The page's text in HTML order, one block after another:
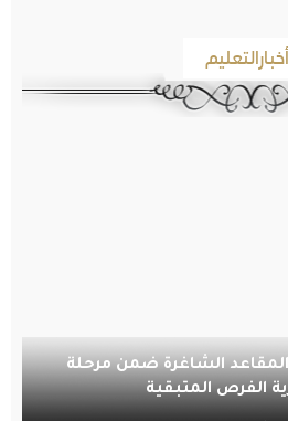
أخبارالتعليم
الشاغرة ضمن مرحلة
الفرص المتبقية